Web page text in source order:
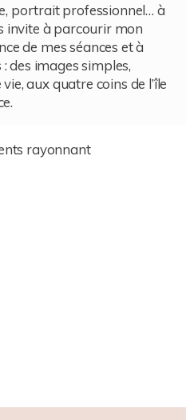
portrait professionnel… à
invite à parcourir mon
de mes séances et à
des images simples,
aux quatre coins de l’île